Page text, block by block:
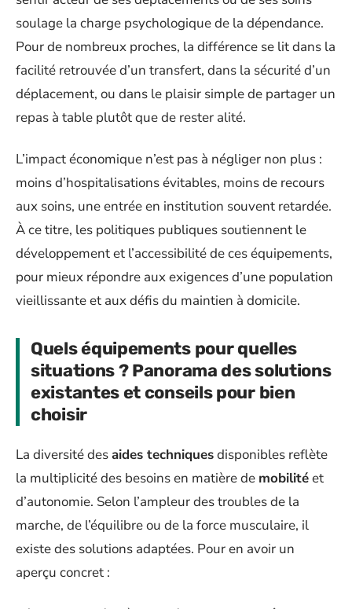
soulage la charge psychologique de la dépendance.
Pour de nombreux proches, la différence se lit dans la
facilité retrouvée d’un transfert, dans la sécurité d’un
déplacement, ou dans le plaisir simple de partager un
repas à table plutôt que de rester alité.
L’impact économique n’est pas à négliger non plus :
moins d’hospitalisations évitables, moins de recours
aux soins, une entrée en institution souvent retardée.
À ce titre, les politiques publiques soutiennent le
développement et l’accessibilité de ces équipements,
pour mieux répondre aux exigences d’une population
vieillissante et aux défis du maintien à domicile.
Quels équipements pour quelles
situations ? Panorama des solutions
existantes et conseils pour bien
choisir
La diversité desaides techniquesdisponibles reflète
la multiplicité des besoins en matière de mobilitéet
d’autonomie. Selon l’ampleur des troubles de la
marche, de l’équilibre ou de la force musculaire, il
existe des solutions adaptées. Pour en avoir un
aperçu concret :